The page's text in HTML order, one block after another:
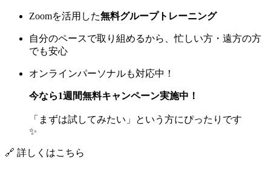
Zoomを活用した無料グループトレーニング
自分のペースで取り組めるから、忙しい方・遠方の方
でも安心
オンラインパーソナルも対応中！
今なら1週間無料キャンペーン実施中！
「まずは試してみたい」という方にぴったりです
✨
🔗 詳しくはこちら